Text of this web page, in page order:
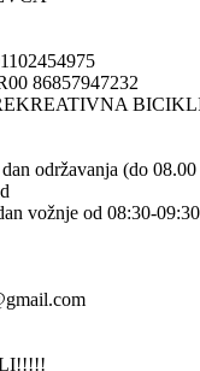
86857947232
održavanja (do
vožnje od 08:30-